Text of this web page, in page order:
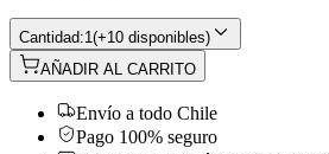
Cantidad:1(+10 disponibles)
AÑADIR AL CARRITO
Envío a todo Chile
Pago 100% seguro